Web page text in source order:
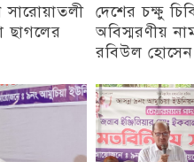
সারোয়াতলী
ছাগলের
দেশের চক্ষু
অবিস্মরণীয়
রবিউল হোসেন